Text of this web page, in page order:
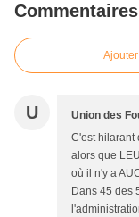
Commentaires
U Union des
C'est hilarant
alors que
où il n'y a
Dans 45 des